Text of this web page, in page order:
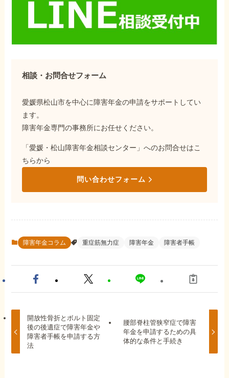
相談・お問合せフォーム
愛媛県松山市を中心に障害年金の申請をサポートしてい
ます。
障害年金専門の事務所にお任せください。
「愛媛・松山障害年金相談センター」へのお問合せはこ
ちらから
問い合わせフォーム
障害年金コラム 重症筋無力症 障害年金 障害者手帳
開放性骨折とボルト固定
後の後遺症で障害年金や
障害者手帳を申請する方
法
腰部脊柱管狭窄症で障害
年金を申請するための具
体的な条件と手続き